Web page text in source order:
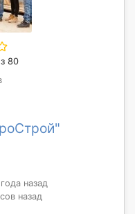
80
назад
назад